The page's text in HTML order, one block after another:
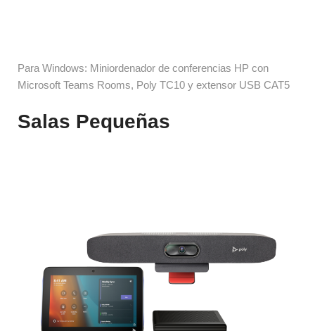
Para Windows: Miniordenador de conferencias HP con
Microsoft Teams Rooms, Poly TC10 y extensor USB CAT5
Salas Pequeñas